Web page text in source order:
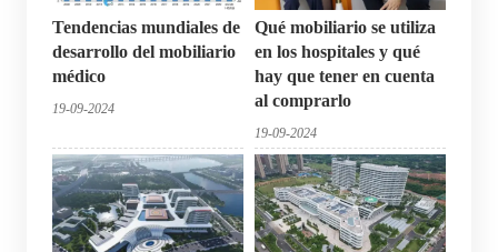
Tendencias mundiales de
desarrollo del mobiliario
médico
19-09-2024
Qué mobiliario se utiliza
en los hospitales y qué
hay que tener en cuenta
al comprarlo
19-09-2024